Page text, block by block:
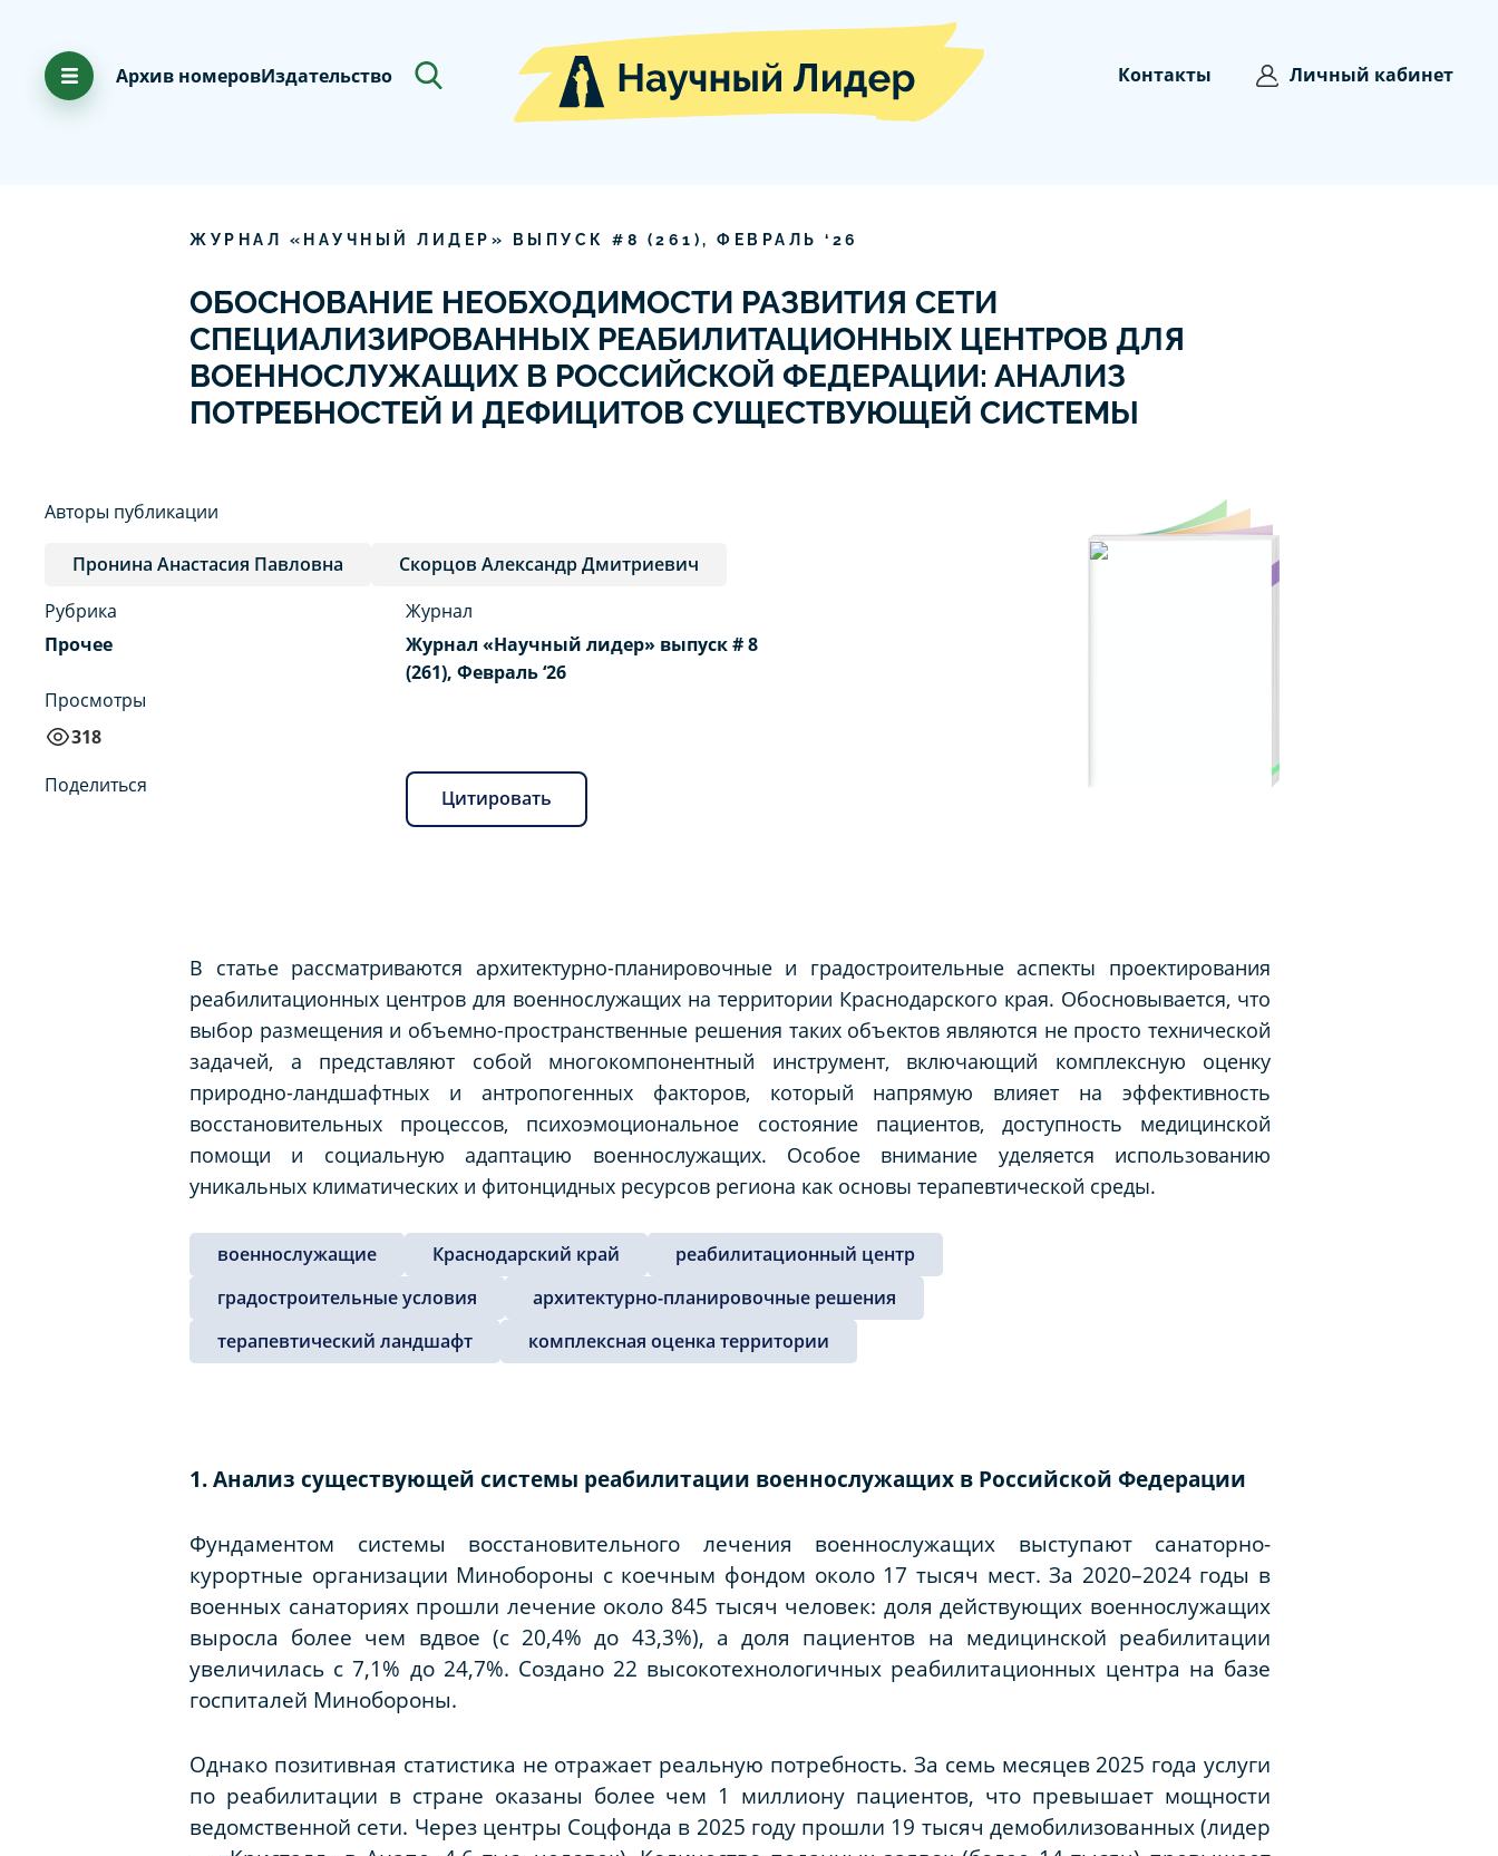
Архив номеровИздательство Контакты Личный кабинет
ЖУРНАЛ «НАУЧНЫЙ ЛИДЕР» ВЫПУСК # 8 (261 ), ФЕВРАЛЬ ‘ 26
ОБОСНОВАНИЕ НЕОБХОДИМОСТИ РАЗВИТИЯ СЕТИ
СПЕЦИАЛИЗИРОВАННЫХ РЕАБИЛИТАЦИОННЫХ ЦЕНТРОВ ДЛЯ
ВОЕННОСЛУЖАЩИХ В РОССИЙСКОЙ ФЕДЕРАЦИИ: АНАЛИЗ
ПОТРЕБНОСТЕЙ И ДЕФИЦИТОВ СУЩЕСТВУЮЩЕЙ СИСТЕМЫ
Авторы публикации
Пронина Анастасия Павловна
Скорцов Александр Дмитриевич
Рубрика
Прочее
Просмотры
318
Журнал
Журнал «Научный лидер» выпуск # 8
(261), Февраль ‘26
Поделиться
Цитировать
В статье рассматриваются архитектурно-планировочные и градостроительные аспекты проектирования
реабилитационных центров для военнослужащих на территории Краснодарского края. Обосновывается, что
выбор размещения и объемно-пространственные решения таких объектов являются не просто технической
задачей, а представляют собой многокомпонентный инструмент, включающий комплексную оценку
природно-ландшафтных и антропогенных факторов, который напрямую влияет на эффективность
восстановительных процессов, психоэмоциональное состояние пациентов, доступность медицинской
помощи и социальную адаптацию военнослужащих. Особое внимание уделяется использованию
уникальных климатических и фитонцидных ресурсов региона как основы терапевтической среды.
военнослужащие Краснодарский край
реабилитационный центр
градостроительные условия
архитектурно-планировочные решения
терапевтический ландшафт
комплексная оценка территории
1. Анализ существующей системы реабилитации военнослужащих в Российской Федерации
Фундаментом системы восстановительного лечения военнослужащих выступают санаторно-
курортные организации Минобороны с коечным фондом около 17 тысяч мест. За 2020–2024 годы в
военных санаториях прошли лечение около 845 тысяч человек: доля действующих военнослужащих
выросла более чем вдвое (с 20,4% до 43,3%), а доля пациентов на медицинской реабилитации
увеличилась с 7,1% до 24,7%. Создано 22 высокотехнологичных реабилитационных центра на базе
госпиталей Минобороны.
Однако позитивная статистика не отражает реальную потребность. За семь месяцев 2025 года услуги
по реабилитации в стране оказаны более чем 1 миллиону пациентов, что превышает мощности
ведомственной сети. Через центры Соцфонда в 2025 году прошли 19 тысяч демобилизованных (лидер